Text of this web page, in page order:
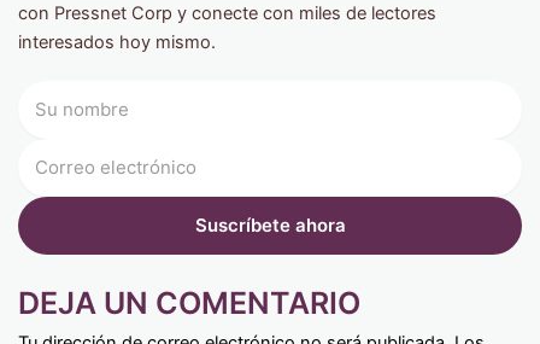
con Pressnet Corp y conecte con miles de lectores
interesados ​​hoy mismo.
DEJA UN COMENTARIO